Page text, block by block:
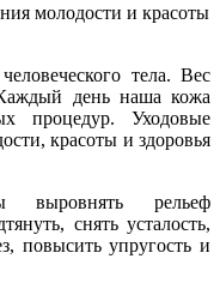
молодости и красоты
тела. Вес
день наша кожа
процедур. Уходовые
красоты и здоровья
выровнять рельеф
снять усталость,
повысить упругость и